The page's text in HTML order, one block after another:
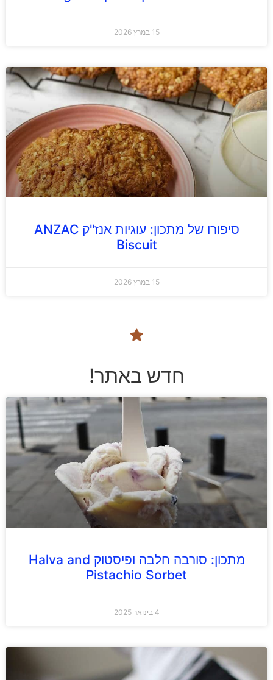
15 במרץ 2026
סיפורו של מתכון: עוגיות אנז"ק ANZAC
Biscuit
15 במרץ 2026
חדש באתר!
מתכון: סורבה חלבה ופיסטוק Halva and
Pistachio Sorbet
4 בינואר 2025